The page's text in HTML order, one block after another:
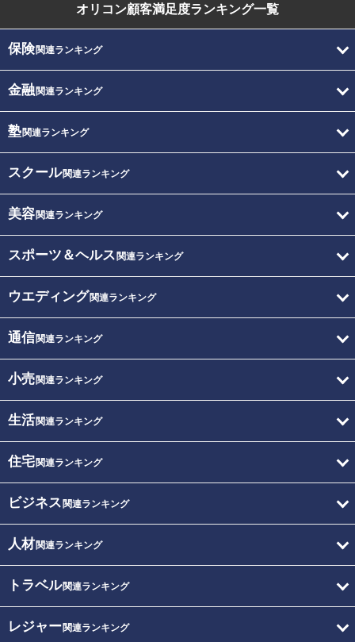
オリコン顧客満足度ランキング一覧
保険関連ランキング
金融関連ランキング
塾関連ランキング
スクール関連ランキング
美容関連ランキング
スポーツ＆ヘルス 関連ランキング
ウエディング関連ランキング
通信関連ランキング
小売関連ランキング
生活関連ランキング
住宅関連ランキング
ビジネス 関連ランキング
人材関連ランキング
トラベル関連ランキング
レジャー関連ランキング